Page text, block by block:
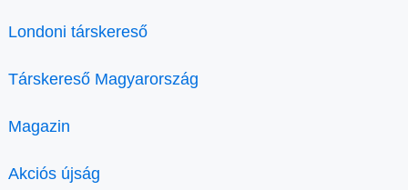
Londoni társkereső
Társkereső Magyarország
Magazin
Akciós újság